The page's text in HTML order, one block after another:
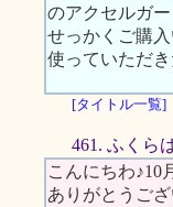
のアクセルガ
せっかくご購
使っていただき
[タイトル一覧]
461. ふくら
こんにちわ♪10
ありがとうござ